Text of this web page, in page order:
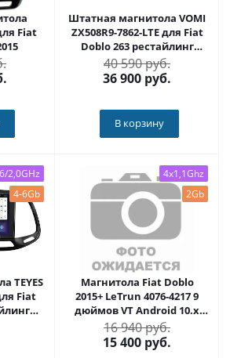
Fiat
Штатная магнитола VOMI
ZX508R9-7862-LTE для Fiat
Doblo 263 рестайлинг
12.2014+ на Android 10
40 590 руб.
36 900 руб.
В корзину
2,0GHz
4-6Gb
TEYES
Fiat
4x1,1Ghz
2Gb
Магнитола Fiat Doblo
2015+ LeTrun 4076-4217 9
дюймов VT Android 10.x
MTK-L 2+16 Gb ASP
16 940 руб.
15 400 руб.